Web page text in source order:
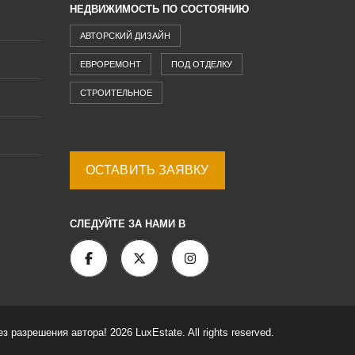
НЕДВИЖИМОСТЬ ПО СОСТОЯНИЮ
АВТОРСКИЙ ДИЗАЙН
ЕВРОРЕМОНТ ПОД ОТДЕЛКУ
СТРОИТЕЛЬНОЕ
ОСТАВИТЬ ЗАЯВКУ
СЛЕДУЙТЕ ЗА НАМИ В
разрешения автора! 2026 LuxEstate. All rights reserved.